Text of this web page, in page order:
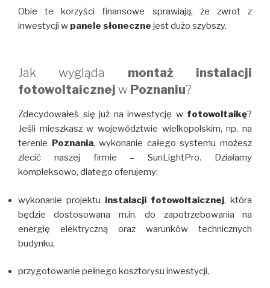
Obie te korzyści finansowe sprawiają, że zwrot z
inwestycji w panele słoneczne jest dużo szybszy.
Jak wygląda montaż instalacji
fotowoltaicznej w Poznaniu?
Zdecydowałeś się już na inwestycję w fotowoltaikę?
Jeśli mieszkasz w województwie wielkopolskim, np. na
terenie Poznania, wykonanie całego systemu możesz
zlecić naszej firmie – SunLightPro. Działamy
kompleksowo, dlatego oferujemy:
wykonanie projektu instalacji fotowoltaicznej, która
będzie dostosowana m.in. do zapotrzebowania na
energię elektryczną oraz warunków technicznych
budynku,
przygotowanie pełnego kosztorysu inwestycji,